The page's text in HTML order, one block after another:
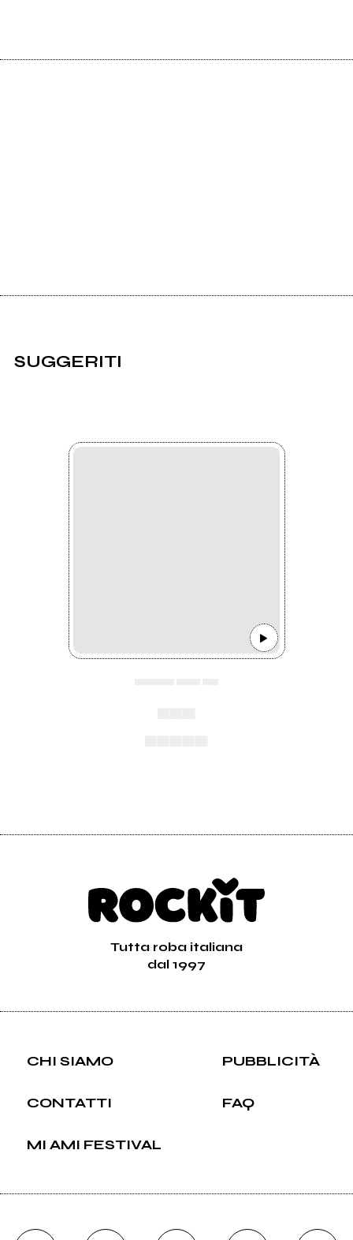
SUGGERITI
Tutta roba italiana
dal 1997
CHI SIAMO PUBBLICITÀ
CONTATTI FAQ
MI AMI FESTIVAL